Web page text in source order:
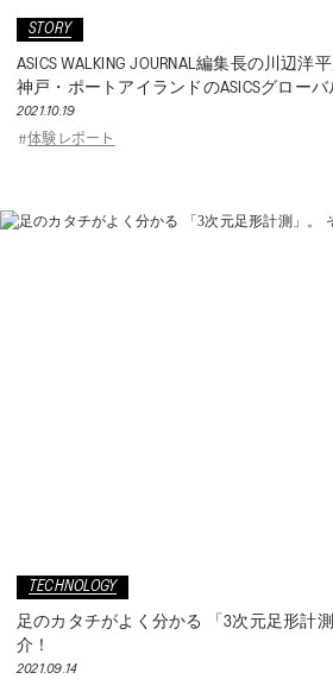
STORY
ASICS WALKING JOURNAL編集長の川辺洋
神戸・ポートアイランドのASICSグローバ
2021.10.19
#体験レポート
TECHNOLOGY
足のカタチがよく分かる 「3次元足形計
介！
2021.09.14